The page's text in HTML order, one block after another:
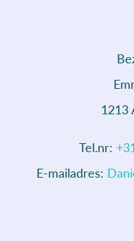
1213
Tel.nr:
E-mailadres: